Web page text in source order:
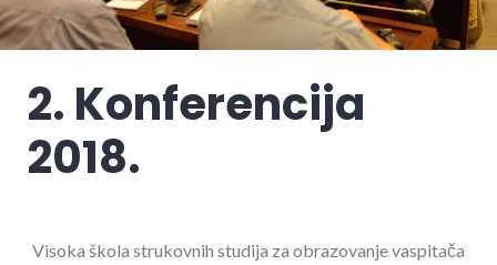
2. Konferencija
2018.
Visoka škola strukovnih studija za obrazovanje vaspitača